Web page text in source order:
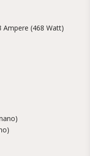
Ampere (468 Watt)